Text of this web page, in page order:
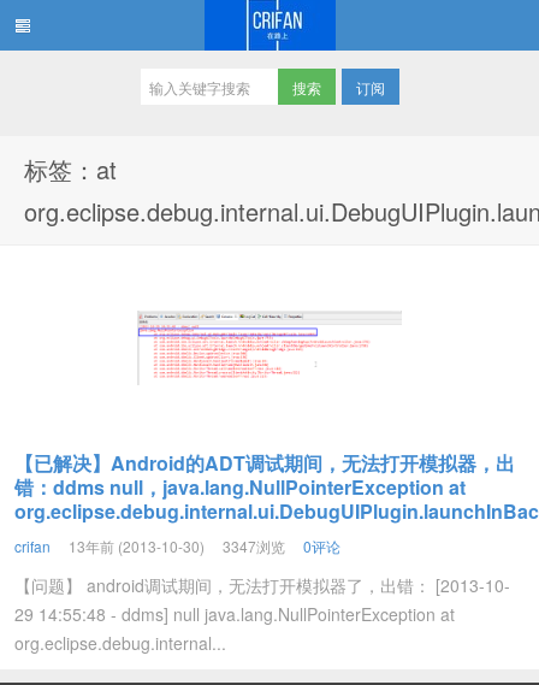
订阅
标签：at
【已解决】Android的ADT调试期间，无法打开模拟器，出
错：ddms null，java.lang.NullPointerException at
crifan 13年前 (2013-10-30) 3347浏览 0评论
【问题】 android调试期间，无法打开模拟器了，出错： [2013-10-
29 14:55:48 - ddms] null java.lang.NullPointerException at
org.eclipse.debug.internal...